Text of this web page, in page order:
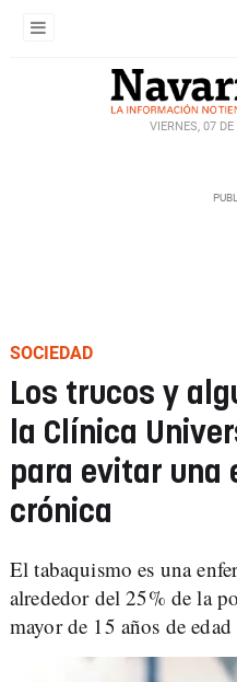
VIERNES, 07
SOCIEDAD
Los trucos y
la Clínica
para evitar una
crónica
El tabaquismo es una
alrededor del 25% de la
mayor de 15 años de edad